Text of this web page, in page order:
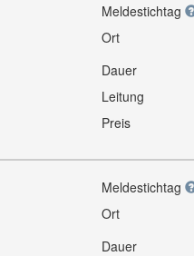
Meldestichtag
Ort
Dauer
Leitung
Preis
Meldestichtag
Ort
Dauer